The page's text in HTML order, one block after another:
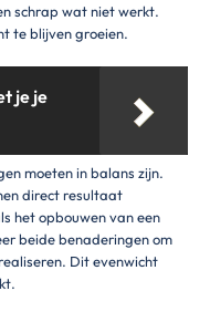
schrap wat niet werkt.
te blijven groeien.
je je
moeten in balans zijn.
direct resultaat
het opbouwen van een
beide benaderingen om
Dit evenwicht